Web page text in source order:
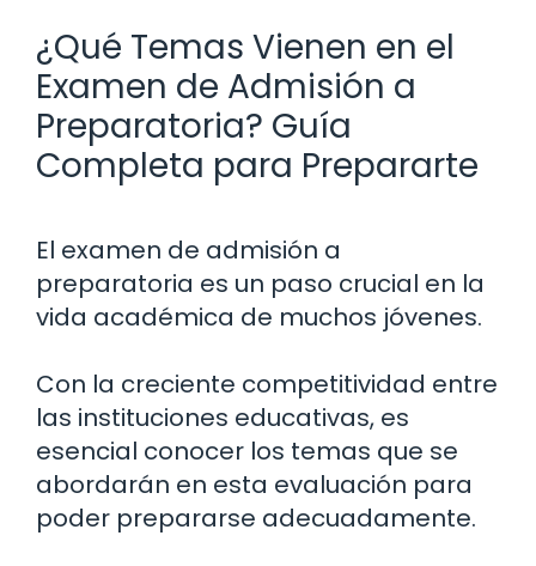
¿Qué Temas Vienen en el
Examen de Admisión a
Preparatoria? Guía
Completa para Prepararte
El examen de admisión a
preparatoria es un paso crucial en la
vida académica de muchos jóvenes.
Con la creciente competitividad entre
las instituciones educativas, es
esencial conocer los temas que se
abordarán en esta evaluación para
poder prepararse adecuadamente.